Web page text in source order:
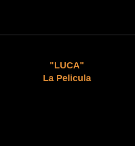
"LUCA"
La Pelicula